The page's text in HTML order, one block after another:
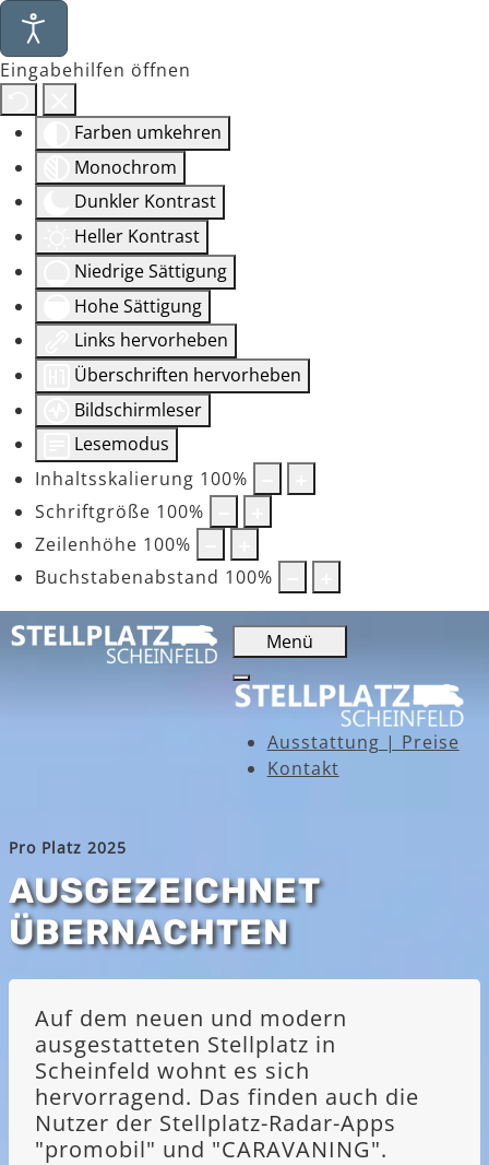
Eingabehilfen öffnen
Farben umkehren
Monochrom
Dunkler Kontrast
Heller Kontrast
Niedrige Sättigung
Hohe Sättigung
Links hervorheben
Überschriften hervorheben
Bildschirmleser
Lesemodus
Inhaltsskalierung 100%
Schriftgröße 100%
Zeilenhöhe 100%
Buchstabenabstand 100%
Menü
Ausstattung | Preise
Kontakt
Pro Platz 2025
AUSGEZEICHNET
ÜBERNACHTEN
Auf dem neuen und modern
ausgestatteten Stellplatz in
Scheinfeld wohnt es sich
hervorragend. Das finden auch die
Nutzer der Stellplatz-Radar-Apps
"promobil" und "CARAVANING".